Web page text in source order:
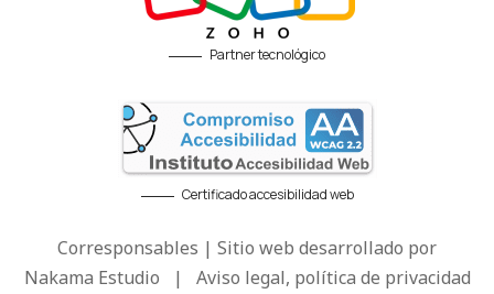
Partner tecnológico
Certificado accesibilidad web
Corresponsables | Sitio web desarrollado por
Nakama Estudio | Aviso legal, política de privacidad